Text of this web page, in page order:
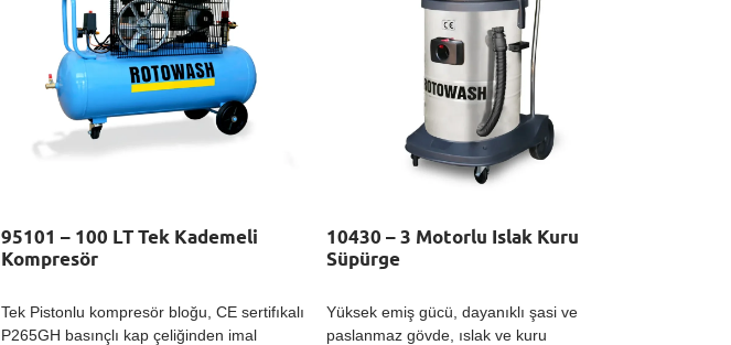
95101 – 100 LT Tek Kademeli
Kompresör
Tek Pistonlu kompresör bloğu, CE sertifıkalı
P265GH basınçlı kap çeliğinden imal
10430 – 3 Motorlu Islak Kuru
Süpürge
Yüksek emiş gücü, dayanıklı şasi ve
paslanmaz gövde, ıslak ve kuru